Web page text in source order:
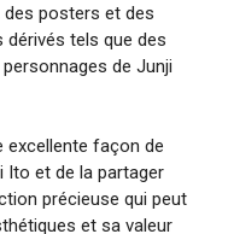
posters et des
tels que des
de Junji
excellente façon de
Ito et de la partager
précieuse qui peut
et sa valeur